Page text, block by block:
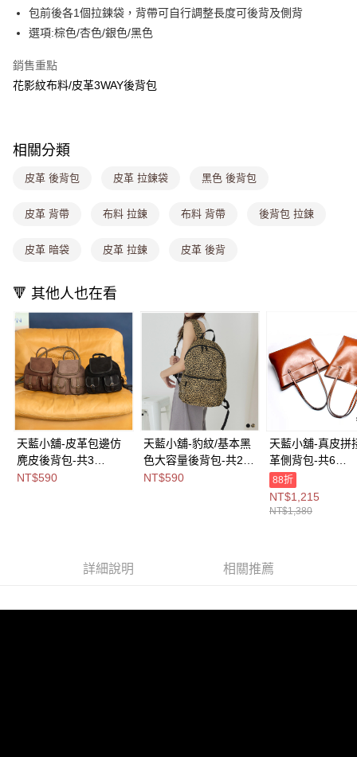
街口支付
Google Pay
【大哥付你分期使用說明】
1.本服務由台灣大哥大提供，台灣大哥大用戶可立即使用無須另外申請。
2.付款方式選擇「大哥付你分期」，訂單成立後會自動跳轉到大哥付的交易
3.實際核准額度、可分期數及費用金額請依後續交易確認頁面所載為準。
消。如遇「轉專審核」未通過狀況，表示未達大哥付你分期系統評分，恕無
1.分期款項不併入電信帳單，「大哥付你分期」於每月結算日後寄送繳費提
醒簡訊。
2.透過簡訊連結打開帳單後，可選擇「超商條碼／台灣大直營門市／銀行轉
帳／街口支付／iPASS MONEY」等通路繳費。
【注意事項】
1.本服務係由「台灣大哥大股份有限公司」（以下簡稱本公司）所提供，讓
用戶於交易時，得透過本服務購買商品或服務，並由商店將買賣／分期付款
買賣價金債權讓與本公司後，依約使用本公司帳單繳交帳款。
2.基於同意付款使用「大哥付你分期」之契約關係目的，商店將以您的個人
資料（包含姓名、電話或地址）提供予台灣大哥大進項蒐集、處理及利用，
由本公司與您本人進行分期帳單所需資料之確認、核對及更正。
3.完整用戶服務條款，請詳閱以下連結：https://oppay.tw/userRule
ATM付款
全家取貨付款
每筆NT$80，滿NT$699(含以上)免運費
每筆NT$80，滿NT$699(含以上)免運費
萊爾富取貨付款
每筆NT$8,888，滿NT$8,888(含以上)免運費
付款後萊爾富取貨
每筆NT$8,888，滿NT$8,888(含以上)免運費
7-11取貨付款
每筆NT$80，滿NT$1,000(含以上)免運費
付款後7-11取貨
付款後門市自取
包前後各1個拉鍊袋，背帶可自行調整長度可後背及側背
選項:棕色/杏色/銀色/黑色
銷售重點
花影紋布料/皮革3WAY後背包
相關分類
皮革 後背包 皮革 拉鍊袋 黑色 後背包
皮革 背帶 布料 拉鍊 布料 背帶 後背包 拉鍊
皮革 暗袋 皮革 拉鍊 皮革 後背
🔻 其他人也在看
天藍小舖-皮革包邊仿
麂皮後背包-共3
色-$590【A12122342
NT$590
天藍小舖-豹紋/基本黑
色大容量後背包-共2
色-$590【A12122315
NT$590
天藍小舖-真皮拼
革側背包-共6
色-$1380【
3】
88折
NT$1,215
NT$1,380
詳細說明 相關推薦